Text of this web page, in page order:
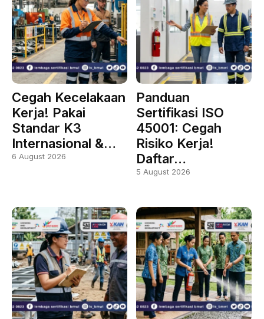
Cegah Kecelakaan
Kerja! Pakai
Standar K3
Internasional &…
6 August 2026
Panduan
Sertifikasi ISO
45001: Cegah
Risiko Kerja!
Daftar…
5 August 2026